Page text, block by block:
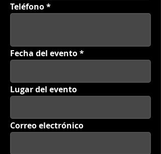
Teléfono
Fecha del evento
Lugar del evento
Correo electrónico